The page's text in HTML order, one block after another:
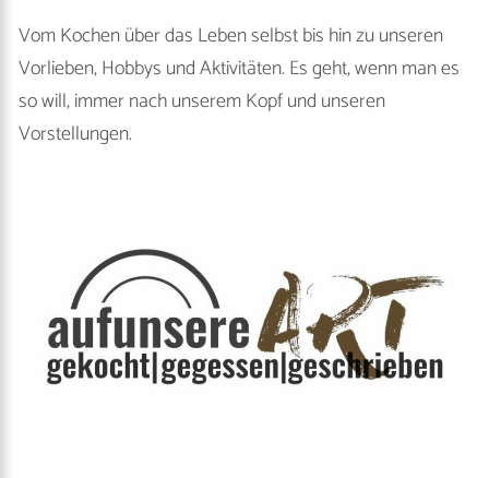
Vom Kochen über das Leben selbst bis hin zu unseren
Vorlieben, Hobbys und Aktivitäten. Es geht, wenn man es
so will, immer nach unserem Kopf und unseren
Vorstellungen.